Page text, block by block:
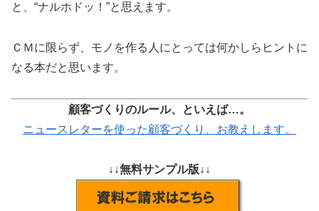
と、“ナルホドッ！”と思えます。
ＣＭに限らず、モノを作る人にとっては何かしらヒントに
なる本だと思います。
顧客づくりのルール、といえば…。
ニュースレターを使った顧客づくり、お教えします。
↓↓無料サンプル版↓↓